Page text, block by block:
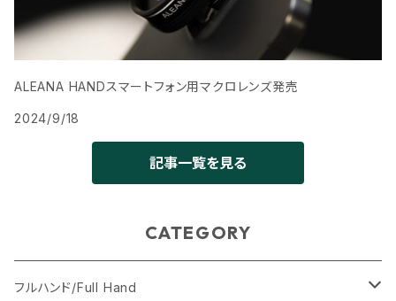
ALEANA HANDスマートフォン用マクロレンズ発売
2024/9/18
記事一覧を見る
CATEGORY
フルハンド/Full Hand